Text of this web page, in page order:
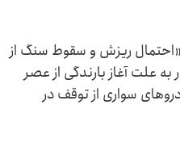
ریزش و سقوط سنگ از
به علت آغاز بارندگی از عصر
سواری از توقف در